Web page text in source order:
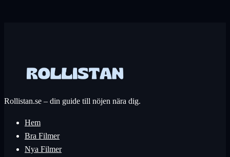
Rollistan.se – din guide till nöjen nära dig.
Hem
Bra Filmer
Nya Filmer